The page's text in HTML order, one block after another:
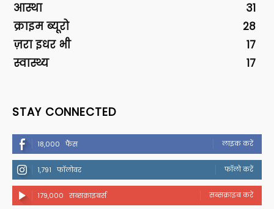
आस्था
31
क्राइम ब्यूरो
28
ज़रा इधर भी
17
स्वास्थ्य
17
STAY CONNECTED
18,000 फैंस लाइक करें
1,791 फॉलोवर फॉलो करें
179,000 सब्सक्राइबर्स सब्सक्राइब करें